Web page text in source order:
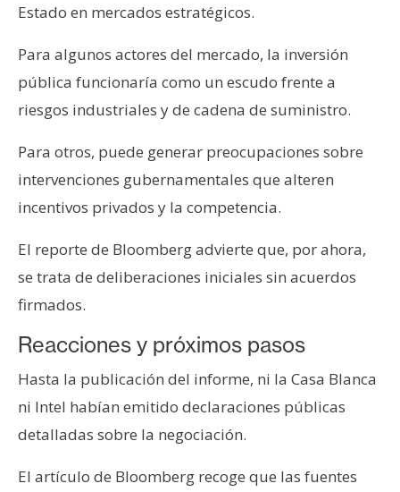
Estado en mercados estratégicos.
Para algunos actores del mercado, la inversión
pública funcionaría como un escudo frente a
riesgos industriales y de cadena de suministro.
Para otros, puede generar preocupaciones sobre
intervenciones gubernamentales que alteren
incentivos privados y la competencia.
El reporte de Bloomberg advierte que, por ahora,
se trata de deliberaciones iniciales sin acuerdos
firmados.
Reacciones y próximos pasos
Hasta la publicación del informe, ni la Casa Blanca
ni Intel habían emitido declaraciones públicas
detalladas sobre la negociación.
El artículo de Bloomberg recoge que las fuentes